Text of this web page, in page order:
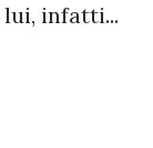
infatti...